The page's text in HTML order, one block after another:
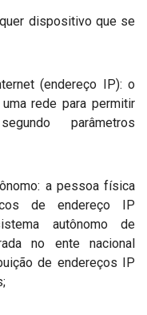
dispositivo que se
(endereço IP): o
rede para permitir
parâmetros
a pessoa física
de endereço IP
autônomo de
no ente nacional
de endereços IP